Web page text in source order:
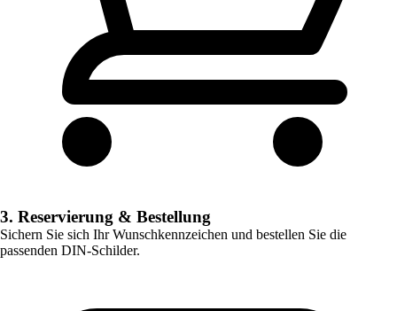
3. Reservierung & Bestellung
Sichern Sie sich Ihr Wunschkennzeichen und bestellen Sie die
passenden DIN-Schilder.